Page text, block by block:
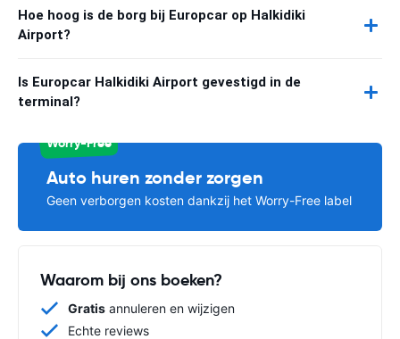
Hoe hoog is de borg bij Europcar op Halkidiki
Airport?
Is Europcar Halkidiki Airport gevestigd in de
terminal?
Worry-Free
Auto huren zonder zorgen
Geen verborgen kosten dankzij het Worry-Free label
Waarom bij ons boeken?
Gratis annuleren en wijzigen
Echte reviews